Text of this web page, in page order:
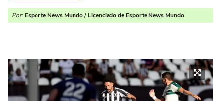
Por: Esporte News Mundo / Licenciado de Esporte News Mundo